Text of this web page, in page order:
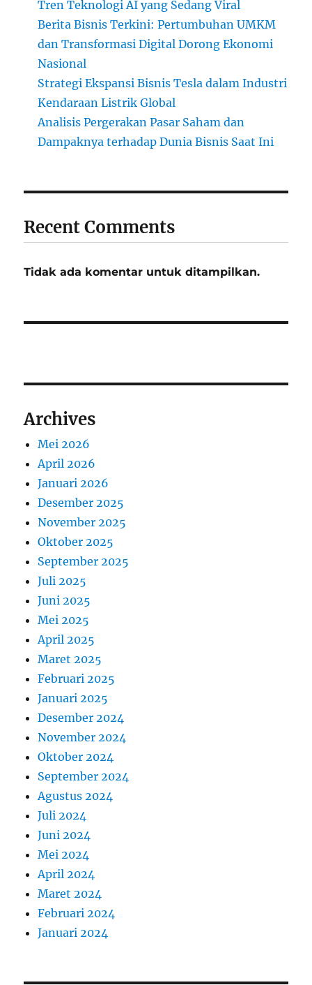
Tren Teknologi AI yang Sedang Viral
Berita Bisnis Terkini: Pertumbuhan UMKM
dan Transformasi Digital Dorong Ekonomi
Nasional
Strategi Ekspansi Bisnis Tesla dalam Industri
Kendaraan Listrik Global
Analisis Pergerakan Pasar Saham dan
Dampaknya terhadap Dunia Bisnis Saat Ini
Recent Comments
Tidak ada komentar untuk ditampilkan.
Archives
Mei 2026
April 2026
Januari 2026
Desember 2025
November 2025
Oktober 2025
September 2025
Juli 2025
Juni 2025
Mei 2025
April 2025
Maret 2025
Februari 2025
Januari 2025
Desember 2024
November 2024
Oktober 2024
September 2024
Agustus 2024
Juli 2024
Juni 2024
Mei 2024
April 2024
Maret 2024
Februari 2024
Januari 2024